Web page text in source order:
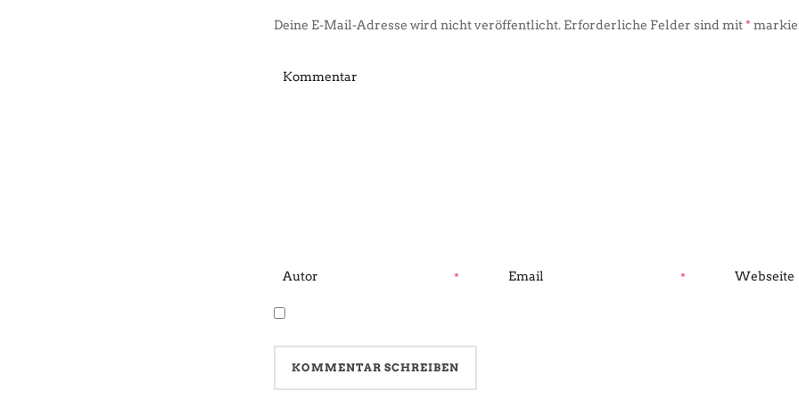
Deine E-Mail-Adresse wird nicht veröffentlicht. Erforderliche Felder sind mit*
* *